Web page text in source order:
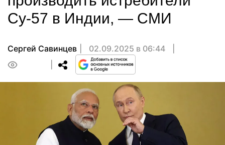
Су-57 в Индии, — СМИ
Сергей Савинцев
02.09.2025 в 06:44